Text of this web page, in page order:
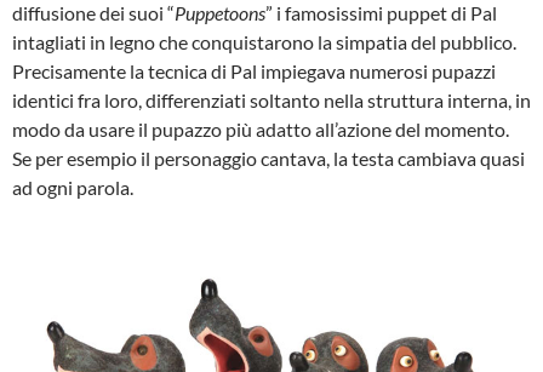
diffusione dei suoi “Puppetoons” i famosissimi puppet di Pal
intagliati in legno che conquistarono la simpatia del pubblico.
Precisamente la tecnica di Pal impiegava numerosi pupazzi
identici fra loro, differenziati soltanto nella struttura interna, in
modo da usare il pupazzo più adatto all’azione del momento.
Se per esempio il personaggio cantava, la testa cambiava quasi
ad ogni parola.